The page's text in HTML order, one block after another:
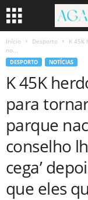
Início Desporto
K 45K
no...
DESPORTO NOTÍCIAS
K 45K
para
parque
conselho
cega’
que eles